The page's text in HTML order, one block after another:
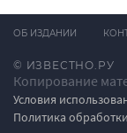
© ИЗВЕСТНО.РУ
Копирование
Условия
Политика
ОБ ИЗДАНИИ